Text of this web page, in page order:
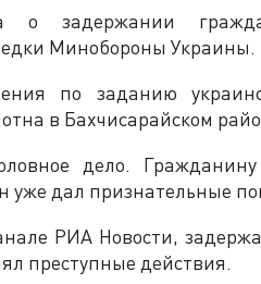
о задержании
Минобороны Украины.
по заданию
в Бахчисарайском
дело. Гражданину
уже дал признательные
РИА Новости,
преступные действия.